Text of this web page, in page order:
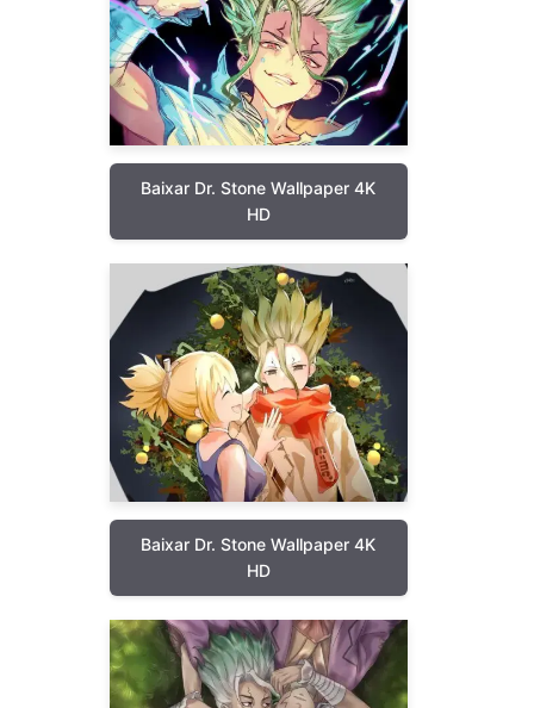
Baixar Dr. Stone Wallpaper 4K
HD
Baixar Dr. Stone Wallpaper 4K
HD